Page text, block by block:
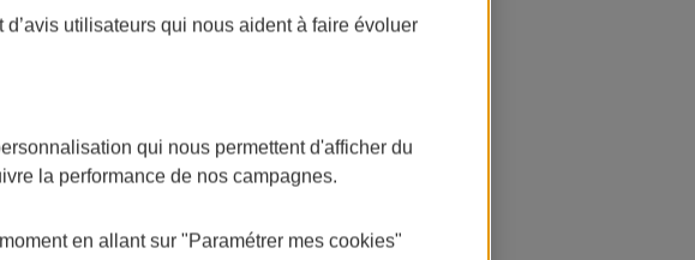
d’avis utilisateurs qui nous aident à faire évoluer
qui nous permettent d'afficher du
la performance de nos campagnes.
en allant sur "Paramétrer mes cookies"